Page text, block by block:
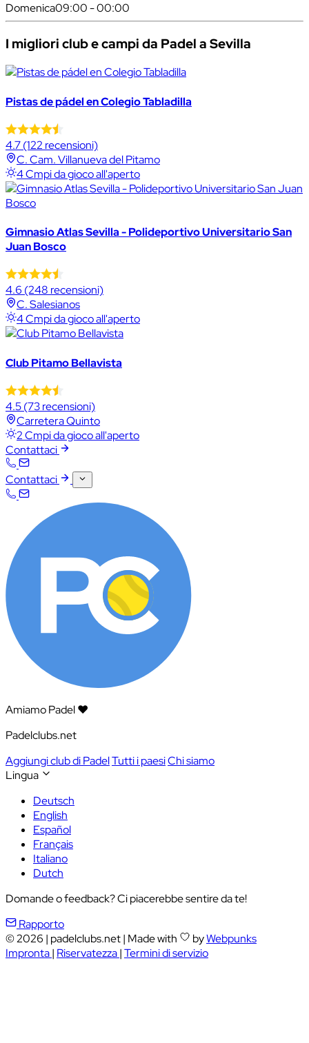
Domenica09:00 - 00:00
I migliori club e campi da Padel a Sevilla
Pistas de pádel en Colegio Tabladilla
4.7(122 recensioni)
C. Cam. Villanueva del Pitamo
4 Cmpi da gioco all'aperto
Gimnasio Atlas Sevilla - Polideportivo Universitario San
Juan Bosco
4.6 (248 recensioni)
C. Salesianos
4 Cmpi da gioco all'aperto
Club Pitamo Bellavista
4.5(73 recensioni)
Carretera Quinto
2 Cmpi da gioco all'aperto
Contattaci
Contattaci
Amiamo Padel ❤️
Padelclubs.net
Aggiungi club di PadelTutti i paesiChi siamo
Lingua
Deutsch
English
Español
Français
Italiano
Dutch
Domande o feedback? Ci piacerebbe sentire da te!
Rapporto
© 2026 | padelclubs.net| Made with byWebpunks
Impronta| Riservatezza|Termini di servizio